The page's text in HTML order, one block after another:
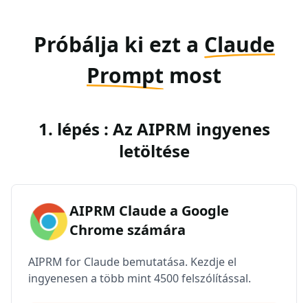
Próbálja ki ezt a Claude
Prompt most
1. lépés : Az AIPRM ingyenes
letöltése
AIPRM Claude a Google
Chrome számára
AIPRM for Claude bemutatása. Kezdje el
ingyenesen a több mint 4500 felszólítással.